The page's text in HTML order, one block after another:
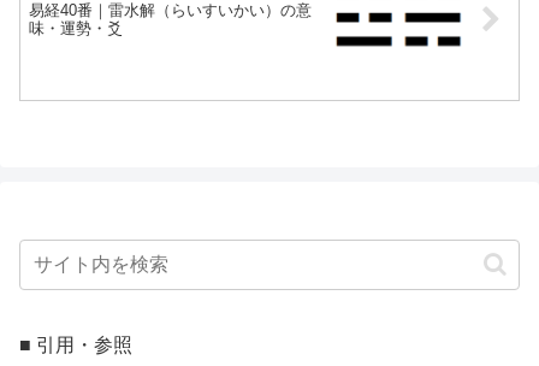
易経40番｜雷水解（らいすいかい）の意
味・運勢・爻
■ 引用・参照